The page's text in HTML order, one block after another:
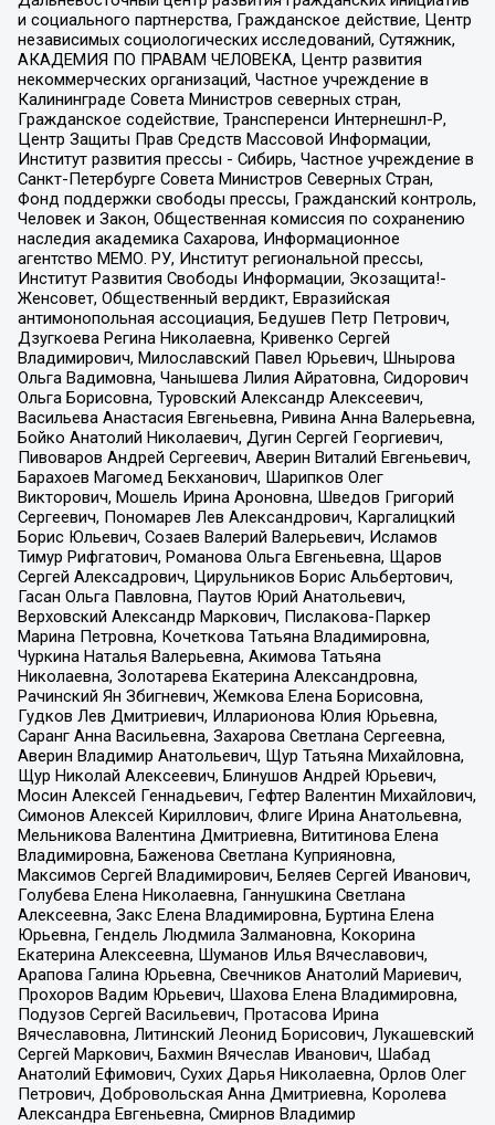
и социального партнерства, Гражданское действие, Центр
независимых социологических исследований, Сутяжник,
АКАДЕМИЯ ПО ПРАВАМ ЧЕЛОВЕКА, Центр развития
некоммерческих организаций, Частное учреждение в
Калининграде Совета Министров северных стран,
Гражданское содействие, Трансперенси Интернешнл-Р,
Центр Защиты Прав Средств Массовой Информации,
Институт развития прессы - Сибирь, Частное учреждение в
Санкт-Петербурге Совета Министров Северных Стран,
Фонд поддержки свободы прессы, Гражданский контроль,
Человек и Закон, Общественная комиссия по сохранению
наследия академика Сахарова, Информационное
агентство МЕМО. РУ, Институт региональной прессы,
Институт Развития Свободы Информации, Экозащита!-
Женсовет, Общественный вердикт, Евразийская
антимонопольная ассоциация, Бедушев Петр Петрович,
Дзугкоева Регина Николаевна, Кривенко Сергей
Владимирович, Милославский Павел Юрьевич, Шнырова
Ольга Вадимовна, Чанышева Лилия Айратовна, Сидорович
Ольга Борисовна, Туровский Александр Алексеевич,
Васильева Анастасия Евгеньевна, Ривина Анна Валерьевна,
Бойко Анатолий Николаевич, Дугин Сергей Георгиевич,
Пивоваров Андрей Сергеевич, Аверин Виталий Евгеньевич,
Барахоев Магомед Бекханович, Шарипков Олег
Викторович, Мошель Ирина Ароновна, Шведов Григорий
Сергеевич, Пономарев Лев Александрович, Каргалицкий
Борис Юльевич, Созаев Валерий Валерьевич, Исламов
Тимур Рифгатович, Романова Ольга Евгеньевна, Щаров
Сергей Алексадрович, Цирульников Борис Альбертович,
Гасан Ольга Павловна, Паутов Юрий Анатольевич,
Верховский Александр Маркович, Пислакова-Паркер
Марина Петровна, Кочеткова Татьяна Владимировна,
Чуркина Наталья Валерьевна, Акимова Татьяна
Николаевна, Золотарева Екатерина Александровна,
Рачинский Ян Збигневич, Жемкова Елена Борисовна,
Гудков Лев Дмитриевич, Илларионова Юлия Юрьевна,
Саранг Анна Васильевна, Захарова Светлана Сергеевна,
Аверин Владимир Анатольевич, Щур Татьяна Михайловна,
Щур Николай Алексеевич, Блинушов Андрей Юрьевич,
Мосин Алексей Геннадьевич, Гефтер Валентин Михайлович,
Симонов Алексей Кириллович, Флиге Ирина Анатольевна,
Мельникова Валентина Дмитриевна, Вититинова Елена
Владимировна, Баженова Светлана Куприяновна,
Максимов Сергей Владимирович, Беляев Сергей Иванович,
Голубева Елена Николаевна, Ганнушкина Светлана
Алексеевна, Закс Елена Владимировна, Буртина Елена
Юрьевна, Гендель Людмила Залмановна, Кокорина
Екатерина Алексеевна, Шуманов Илья Вячеславович,
Арапова Галина Юрьевна, Свечников Анатолий Мариевич,
Прохоров Вадим Юрьевич, Шахова Елена Владимировна,
Подузов Сергей Васильевич, Протасова Ирина
Вячеславовна, Литинский Леонид Борисович, Лукашевский
Сергей Маркович, Бахмин Вячеслав Иванович, Шабад
Анатолий Ефимович, Сухих Дарья Николаевна, Орлов Олег
Петрович, Добровольская Анна Дмитриевна, Королева
Александра Евгеньевна, Смирнов Владимир